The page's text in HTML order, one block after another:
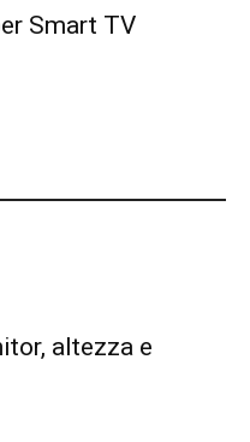
Smart TV
altezza e